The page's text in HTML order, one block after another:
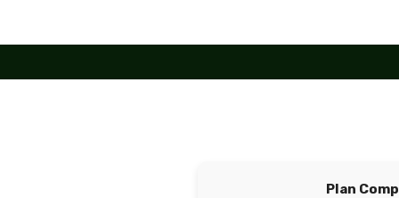
contenu
Plan